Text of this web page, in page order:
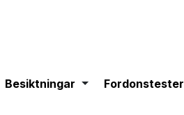
Besiktningar
Besiktningar Toggle dropdown
Fordonstester
Fordonstester